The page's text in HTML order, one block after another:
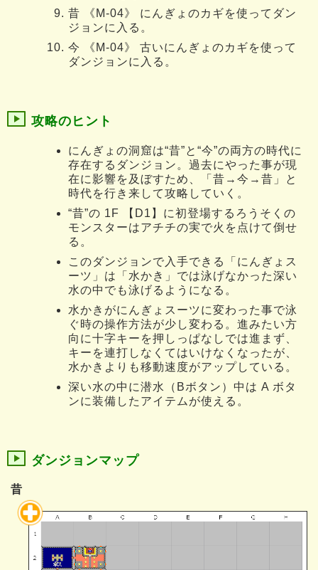
昔 《M-04》 にんぎょのカギを使ってダン
ジョンに入る。
今 《M-04》 古いにんぎょのカギを使って
ダンジョンに入る。
攻略のヒント
にんぎょの洞窟は“昔”と“今”の両方の時代に
存在するダンジョン。過去にやった事が現
在に影響を及ぼすため、「昔→今→昔」と
時代を行き来して攻略していく。
“昔”の 1F 【D1】に初登場するろうそくの
モンスターはアチチの実で火を点けて倒せ
る。
このダンジョンで入手できる「にんぎょス
ーツ」は「水かき」では泳げなかった深い
水の中でも泳げるようになる。
水かきがにんぎょスーツに変わった事で泳
ぐ時の操作方法が少し変わる。進みたい方
向に十字キーを押しっぱなしでは進まず、
キーを連打しなくてはいけなくなったが、
水かきよりも移動速度がアップしている。
深い水の中に潜水（Bボタン）中は A ボタ
ンに装備したアイテムが使える。
ダンジョンマップ
昔